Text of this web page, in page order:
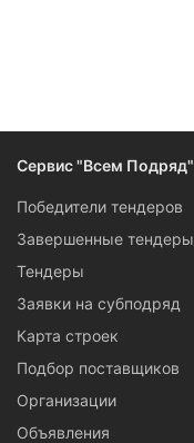
Сервис "Всем Подряд"
Победители тендеров
Завершенные тендеры
Тендеры
Заявки на субподряд
Карта строек
Подбор поставщиков
Организации
Объявления